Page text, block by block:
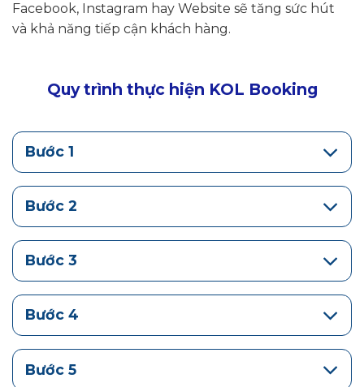
Facebook, Instagram hay Website sẽ tăng sức hút
và khả năng tiếp cận khách hàng.
Quy trình thực hiện KOL Booking
Bước 1
Bước 2
Bước 3
Bước 4
Bước 5